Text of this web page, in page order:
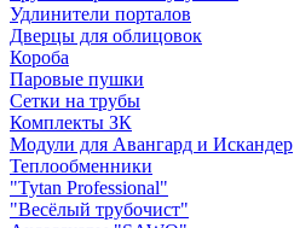
Удлинители порталов
Дверцы для облицовок
Короба
Паровые пушки
Сетки на трубы
Комплекты ЗК
Модули для Авангард и Искандер
Теплообменники
"Tytan Professional"
"Весёлый трубочист"